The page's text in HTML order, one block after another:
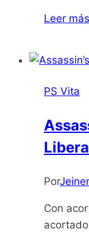
Leer más
PS Vita
PorJeiner
Con